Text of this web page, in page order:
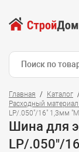
Главная Каталог
Расходный
LP/.050"/16" 1,3мм
Шина для
LP/.050"/